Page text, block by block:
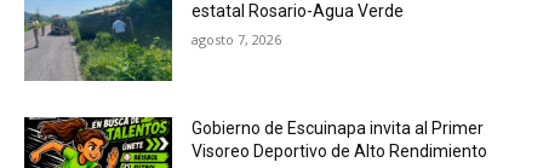
estatal Rosario-Agua Verde
agosto 7, 2026
Gobierno de Escuinapa invita al Primer
Visoreo Deportivo de Alto Rendimiento